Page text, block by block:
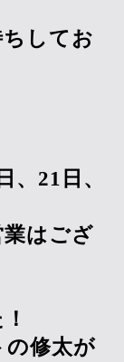
してお
、21日、
はござ
の修太が